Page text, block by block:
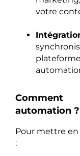
votre
automation ?
Pour mettre
: